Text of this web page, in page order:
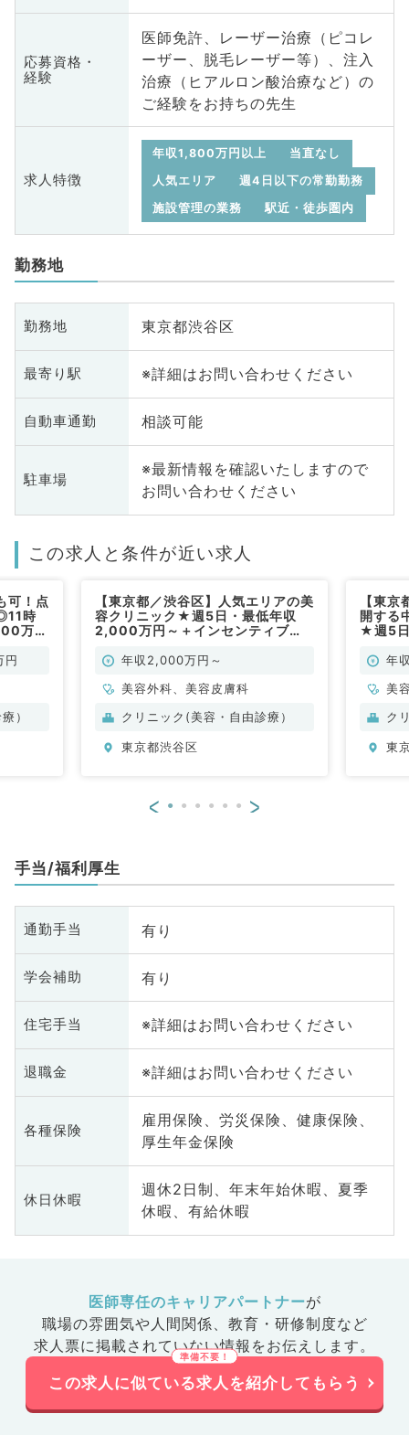
応募資格・
経験
医師免許、レーザー治療（ピコレ
ーザー、脱毛レーザー等）、注入
治療（ヒアルロン酸治療など）の
ご経験をお持ちの先生
求人特徴
年収1,800万円以上
当直なし
人気エリア
週4日以下の常勤勤務
施設管理の業務
駅近・徒歩圏内
勤務地
勤務地 東京都渋谷区
最寄り駅 ※詳細はお問い合わせください
自動車通勤 相談可能
駐車場
※最新情報を確認いたしますので
お問い合わせください
この求人と条件が近い求人
可！点
時
万
円
）
【東京都／渋谷区】人気エリアの美
容クリニック★週5日・最低年収
2,000万円～＋インセンティブ★
事です（美容皮膚科・美容外科／常
年収2,000万円～
美容外科、美容皮膚科
クリニック(美容・自由診療）
東京都渋谷区
【東
開する
★週5
術・年
美
ク
東
< >
手当/福利厚生
通勤手当 有り
学会補助 有り
住宅手当 ※詳細はお問い合わせください
退職金 ※詳細はお問い合わせください
各種保険
雇用保険、労災保険、健康保険、
厚生年金保険
休日休暇
週休2日制、年末年始休暇、夏季
休暇、有給休暇
医師専任のキャリアパートナーが
職場の雰囲気や人間関係、 教育・研修制度など
求人票に掲載されていない情報をお伝えします。
この求人に似ている求人を紹介してもらう